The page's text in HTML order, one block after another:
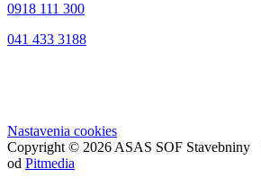
0918 111 300
041 433 3188
Nastavenia cookies
Copyright © 2026 ASAS SOF Stavebniny
od Pitmedia